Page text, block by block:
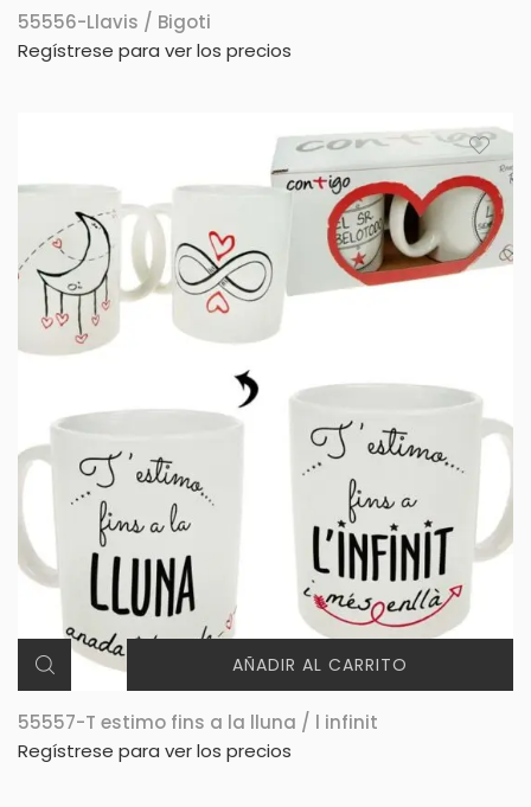
55556-Llavis / Bigoti
Regístrese para ver los precios
AÑADIR AL CARRITO
55557-T estimo fins a la lluna / l infinit
Regístrese para ver los precios